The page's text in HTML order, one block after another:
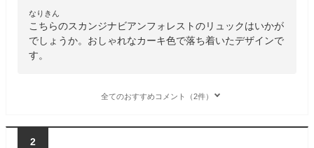
なりきん
こちらのスカンジナビアンフォレストのリュックはいかが
でしょうか。おしゃれなカーキ色で落ち着いたデザインで
す。
全てのおすすめコメント（2件）
2